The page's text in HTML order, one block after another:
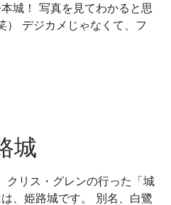
城！ 写真を見てわかると思
） デジカメじゃなくて、フ
城
クリス・グレンの行った「城
、姫路城です。 別名、白鷺